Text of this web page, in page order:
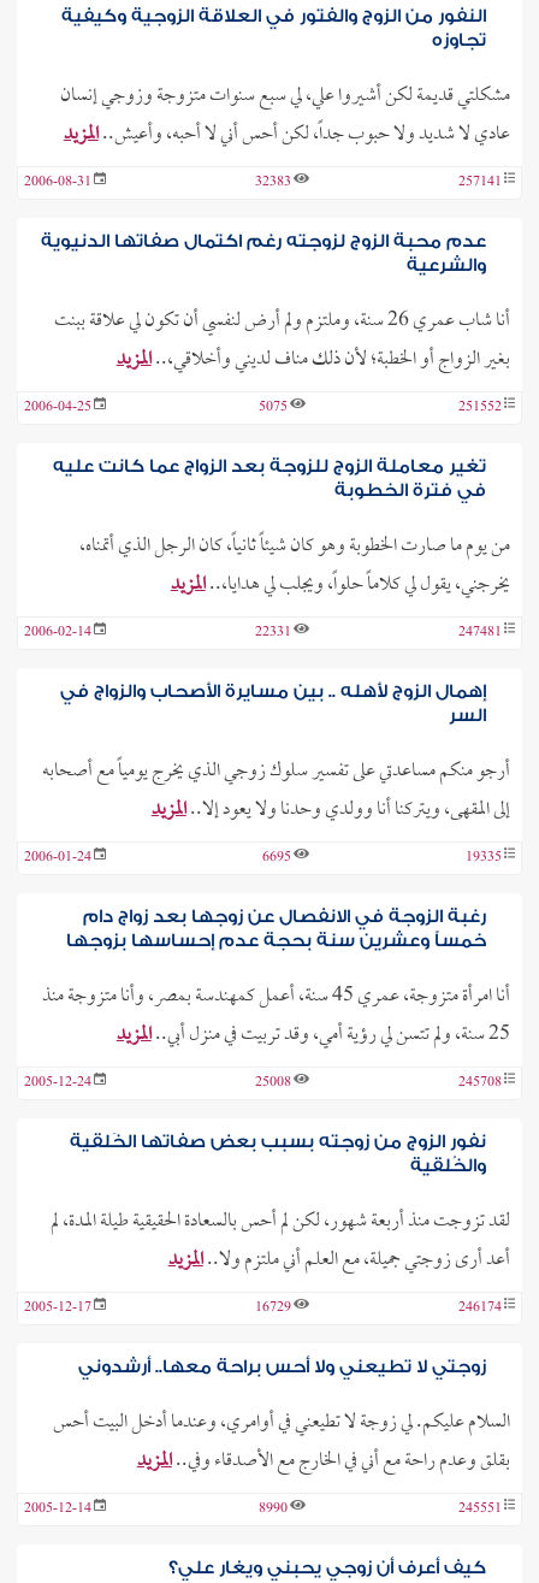
النفور من الزوج والفتور في العلاقة الزوجية وكيفية
تجاوزه
مشكلتي قديمة لكن أشيروا علي، لي سبع سنوات متزوجة وزوجي إنسان
عادي لا شديد ولا حبوب جداً، لكن أحس أني لا أحبه، وأعيش..المزيد
257141
32383
2006-08-31
عدم محبة الزوج لزوجته رغم اكتمال صفاتها الدنيوية
والشرعية
أنا شاب عمري 26 سنة، وملتزم ولم أرض لنفسي أن تكون لي علاقة ببنت
بغير الزواج أو الخطبة؛ لأن ذلك مناف لديني وأخلاقي،..المزيد
251552
5075
2006-04-25
تغير معاملة الزوج للزوجة بعد الزواج عما كانت عليه
في فترة الخطوبة
من يوم ما صارت الخطوبة وهو كان شيئاً ثانياً، كان الرجل الذي أتمناه،
يخرجني، يقول لي كلاماً حلواً، ويجلب لي هدايا،..المزيد
247481
22331
2006-02-14
إهمال الزوج لأهله .. بين مسايرة الأصحاب والزواج في
السر
أرجو منكم مساعدتي على تفسير سلوك زوجي الذي يخرج يومياً مع أصحابه
إلى المقهى، ويتركنا أنا وولدي وحدنا ولا يعود إلا..المزيد
19335
6695
2006-01-24
رغبة الزوجة في الانفصال عن زوجها بعد زواج دام
خمساً وعشرين سنة بحجة عدم إحساسها بزوجها
أنا امرأة متزوجة، عمري 45 سنة، أعمل كمهندسة بمصر، وأنا متزوجة منذ
25 سنة، ولم تتسن لي رؤية أمي، وقد تربيت في منزل أبي..
المزيد
245708
25008
2005-12-24
نفور الزوج من زوجته بسبب بعض صفاتها الخَلقية
والخُلقية
لقد تزوجت منذ أربعة شهور، لكن لم أحس بالسعادة الحقيقية طيلة المدة، لم
أعد أرى زوجتي جميلة، مع العلم أني ملتزم ولا..المزيد
246174
16729
2005-12-17
زوجتي لا تطيعني ولا أحس براحة معها.. أرشدوني
السلام عليكم. لي زوجة لا تطيعني في أوامري، وعندما أدخل البيت أحس
بقلق وعدم راحة مع أني في الخارج مع الأصدقاء وفي..المزيد
245551
8990
2005-12-14
كيف أعرف أن زوجي يحبني ويغار علي؟